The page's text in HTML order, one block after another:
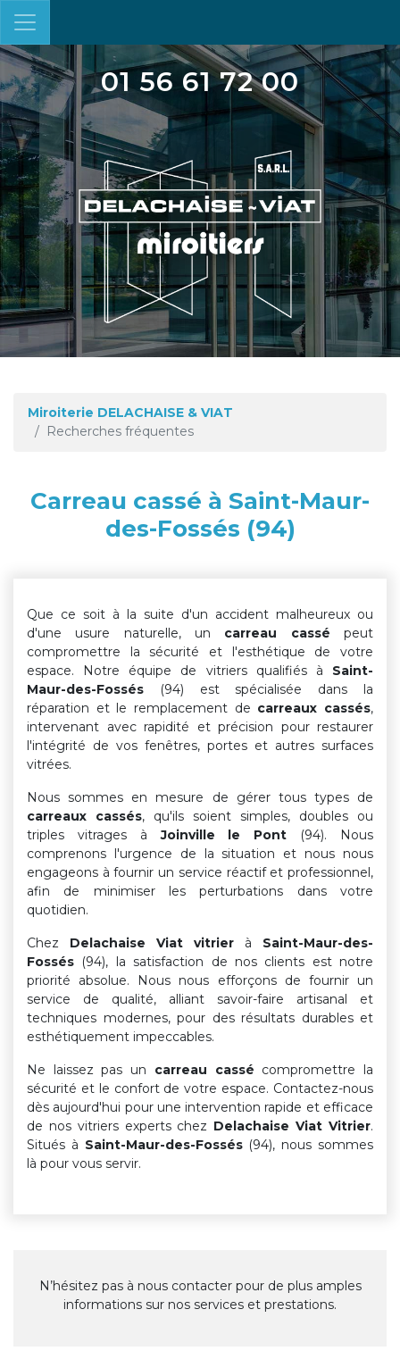
01 56 61 72 00
Miroiterie DELACHAISE & VIAT
Recherches fréquentes
Carreau cassé à Saint-Maur-
des-Fossés (94)
Que ce soit à la suite d'un accident malheureux ou
d'une usure naturelle, un carreau cassé peut
compromettre la sécurité et l'esthétique de votre
espace. Notre équipe de vitriers qualifiés à Saint-
Maur-des-Fossés (94) est spécialisée dans la
réparation et le remplacement de carreaux cassés,
intervenant avec rapidité et précision pour restaurer
l'intégrité de vos fenêtres, portes et autres surfaces
vitrées.
Nous sommes en mesure de gérer tous types de
carreaux cassés, qu'ils soient simples, doubles ou
triples vitrages àJoinville le Pont (94). Nous
comprenons l'urgence de la situation et nous nous
engageons à fournir un service réactif et professionnel,
afin de minimiser les perturbations dans votre
quotidien.
Chez Delachaise Viat vitrier à Saint-Maur-des-
Fossés (94), la satisfaction de nos clients est notre
priorité absolue. Nous nous efforçons de fournir un
service de qualité, alliant savoir-faire artisanal et
techniques modernes, pour des résultats durables et
esthétiquement impeccables.
Ne laissez pas un carreau cassé compromettre la
sécurité et le confort de votre espace. Contactez-nous
dès aujourd'hui pour une intervention rapide et efficace
de nos vitriers experts chez Delachaise Viat Vitrier.
Situés à Saint-Maur-des-Fossés(94), nous sommes
là pour vous servir.
N’hésitez pas à nous contacter pour de plus amples
informations sur nos services et prestations.